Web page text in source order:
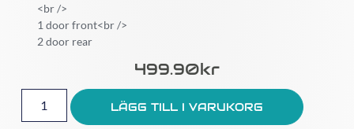
<br />
1 door front<br />
2 door rear
499.90Kr
LÄGG TILL I VARUKORG